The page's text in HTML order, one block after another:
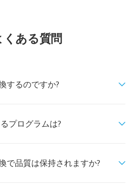
くある質問
するのですか?
プログラムは?
で品質は保持されますか?